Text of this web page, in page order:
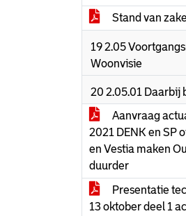
Stand van
19 2.05
Woonvisie
20 2.05.01 Daarbij
Aanvraag
2021 DENK en SP
en Vestia maken
duurder
Presentatie
13 oktober deel 1